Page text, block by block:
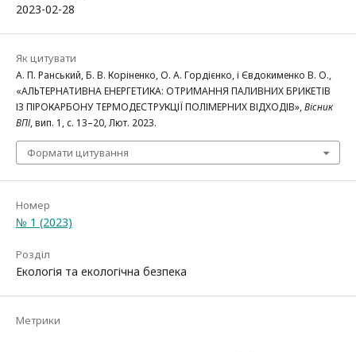
2023-02-28
Як цитувати
А. П. Ранський, Б. В. Коріненко, О. А. Гордієнко, і Євдокименко В. O.,
«АЛЬТЕРНАТИВНА ЕНЕРГЕТИКА: ОТРИМАННЯ ПАЛИВНИХ БРИКЕТІВ
ІЗ ПІРОКАРБОНУ ТЕРМОДЕСТРУКЦІЇ ПОЛІМЕРНИХ ВІДХОДІВ»,Вісник
ВПІ, вип. 1, с. 13–20, Лют. 2023.
Формати цитування
Номер
№ 1 (2023)
Розділ
Екологія та екологічна безпека
Метрики